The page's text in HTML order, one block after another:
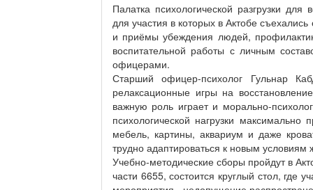
Палатка психологической разгрузки
для участия в которых в Актобе
и приёмы убеждения людей,
воспитательной работы с личным
офицерами.
Старший офицер-психолог Гульнар
релаксационные игры на
важную роль играет и морально-
психологической нагрузки
мебель, картины, аквариум и даже
трудно адаптироваться к новым условиям
Учебно-методические сборы пройдут в
части 6655, состоится круглый стол, где